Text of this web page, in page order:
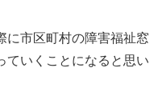
に市区町村の障害福祉窓
ていくことになると思い